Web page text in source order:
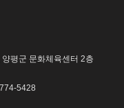
평군 문화체육센터 2층
5428